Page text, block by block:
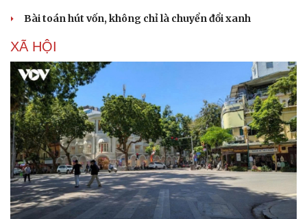
Bài toán hút vốn, không chỉ là chuyển đổi xanh
XÃ HỘI